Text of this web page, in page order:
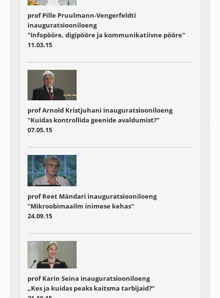
prof Pille Pruulmann-Vengerfeldti
inauguratsiooniloeng
"Infopööre, digipööre ja kommunikatiivne pööre"
11.03.15
prof Arnold Kristjuhani inauguratsiooniloeng
"Kuidas kontrollida geenide avaldumist?"
07.05.15
prof Reet Mändari inauguratsiooniloeng
"Mikroobimaailm inimese kehas"
24.09.15
prof Karin Seina inauguratsiooniloeng
„Kes ja kuidas peaks kaitsma tarbijaid?“